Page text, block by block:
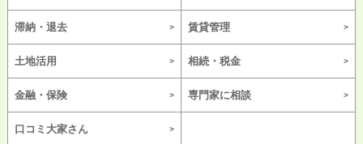
滞納・退去 賃貸管理
土地活用 相続・税金
金融・保険 専門家に相談
口コミ大家さん